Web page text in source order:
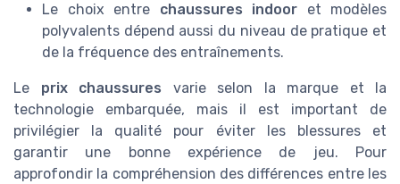
Le choix entre chaussures indoor et modèles
polyvalents dépend aussi du niveau de pratique et
de la fréquence des entraînements.
Le prix chaussures varie selon la marque et la
technologie embarquée, mais il est important de
privilégier la qualité pour éviter les blessures et
garantir une bonne expérience de jeu. Pour
approfondir la compréhension des différences entre les